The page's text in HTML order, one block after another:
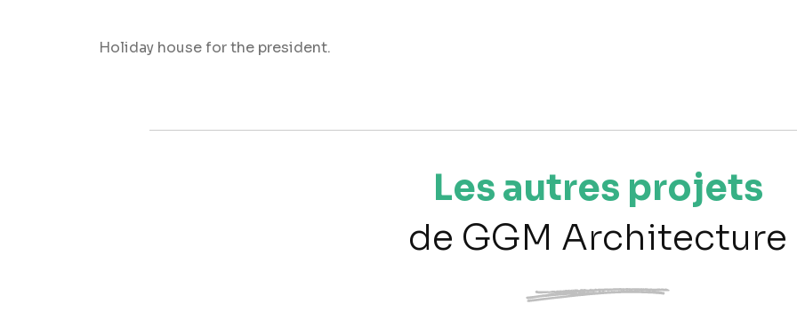
Holiday house for the president.
Les autres projets
de GGM Architecture